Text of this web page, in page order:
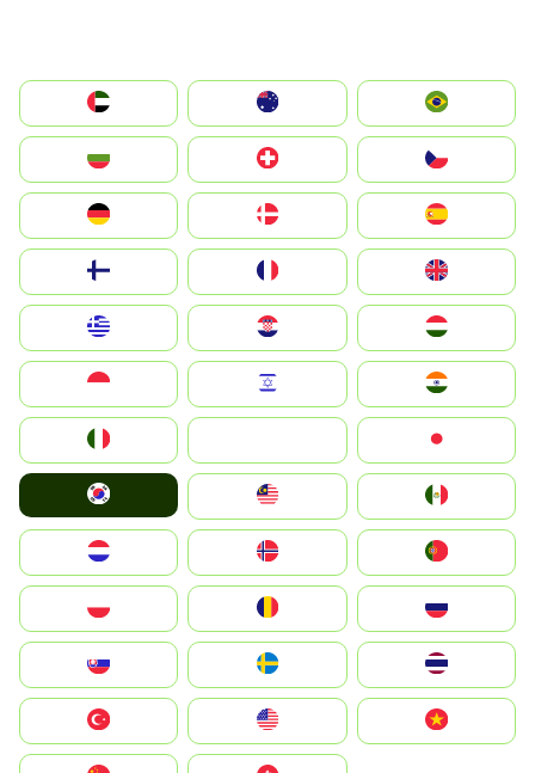
الإمارات العربية المتحدة
Switzerland
Deutschland
United Kingdom
Magyarország
South Korea
United States